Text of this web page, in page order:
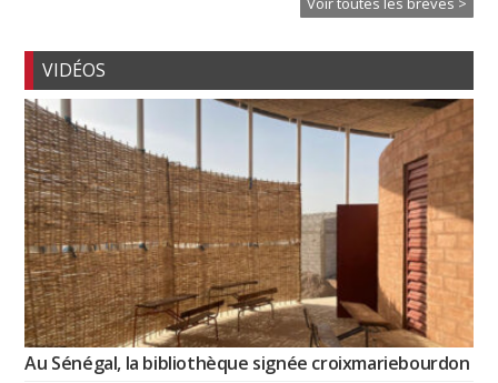
VIDÉOS
Au Sénégal, la bibliothèque signée croixmariebourdon